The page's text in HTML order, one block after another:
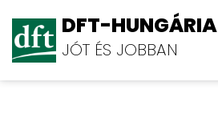
DFT-HUNGÁRIA
JÓT ÉS JOBBAN